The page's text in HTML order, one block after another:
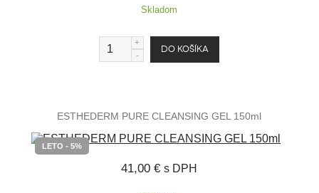
Skladom
ESTHEDERM PURE CLEANSING GEL 150ml
LETO - 5%
41,00 € s DPH